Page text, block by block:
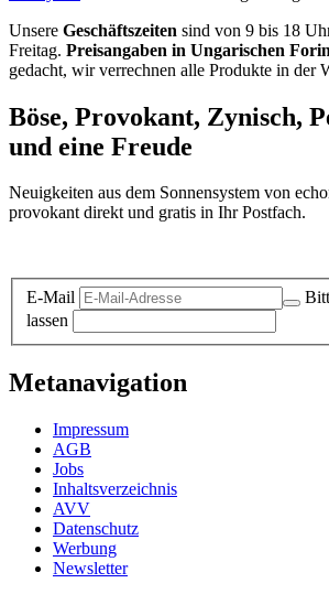
Unsere Geschäftszeiten sind von 9 bis 18
Freitag. Preisangaben in Ungarischen
gedacht, wir verrechnen alle Produkte in der
Böse, Provokant, Zynisch,
und eine Freude
Neuigkeiten aus dem Sonnensystem von
provokant direkt und gratis in Ihr Postfach.
E-Mail
lassen
Metanavigation
Impressum
AGB
Jobs
Inhaltsverzeichnis
AVV
Datenschutz
Werbung
Newsletter